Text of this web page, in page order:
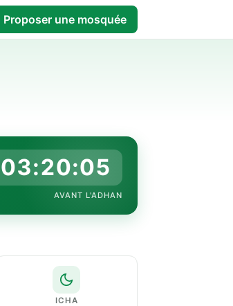
Proposer une mosquée
03:20:04
AVANT L'ADHAN
ICHA